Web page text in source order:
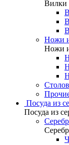
Вилки
Ножи
Ножи
Посуда из
Посуда из